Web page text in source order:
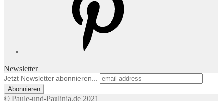
Newsletter
Jetzt Newsletter abonnieren...
© Paule-und-Paulinja.de 2021